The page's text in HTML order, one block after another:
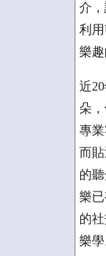
介
利
樂趣
近
朵
專
而
的
樂
的
樂學